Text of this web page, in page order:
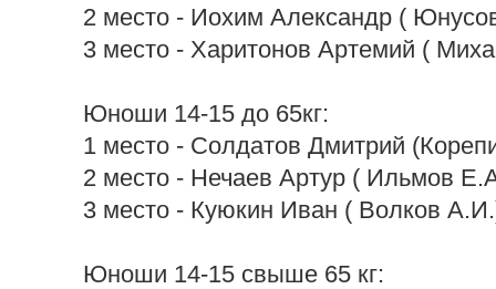
2 место - Иохим Александр (
3 место - Харитонов Артемий (
Юноши 14-15 до 65кг:
1 место - Солдатов Дмитрий
2 место - Нечаев Артур ( Ильмов
3 место - Куюкин Иван ( Волков
Юноши 14-15 свыше 65 кг: